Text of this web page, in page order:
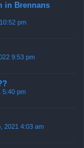
in Brennans
pm
9:53 pm
5:40 pm
2021 4:03 am